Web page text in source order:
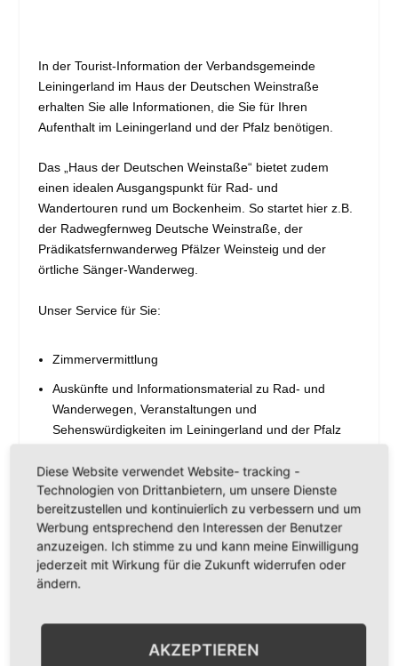
In der Tourist-Information der Verbandsgemeinde
Leiningerland im Haus der Deutschen Weinstraße
erhalten Sie alle Informationen, die Sie für Ihren
Aufenthalt im Leiningerland und der Pfalz benötigen.
Das „Haus der Deutschen Weinstaße“ bietet zudem
einen idealen Ausgangspunkt für Rad- und
Wandertouren rund um Bockenheim. So startet hier z.B.
der Radwegfernweg Deutsche Weinstraße, der
Prädikatsfernwanderweg Pfälzer Weinsteig und der
örtliche Sänger-Wanderweg.
Unser Service für Sie:
Zimmervermittlung
Auskünfte und Informationsmaterial zu Rad- und
Wanderwegen, Veranstaltungen und
Sehenswürdigkeiten im Leiningerland und der Pfalz
Öffentliche Toiletten
Barrierefreien Zugang
Verkauf von Rad- und Wanderkarten
Parkplatz am Haus
Diese Website verwendet Website- tracking -
Technologien von Drittanbietern, um unsere Dienste
bereitzustellen und kontinuierlich zu verbessern und um
Werbung entsprechend den Interessen der Benutzer
anzuzeigen. Ich stimme zu und kann meine Einwilligung
jederzeit mit Wirkung für die Zukunft widerrufen oder
ändern.
AKZEPTIEREN